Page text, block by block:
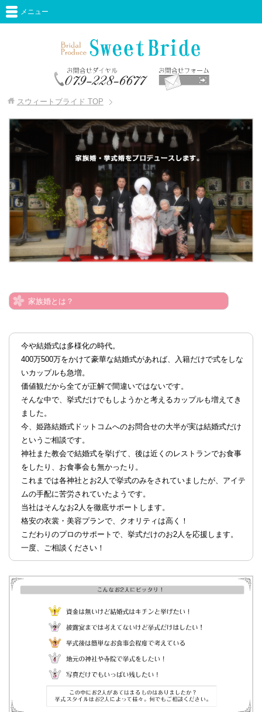
メニュー
スウィートブライド TOP
家族婚とは？
今や結婚式は多様化の時代。
400万500万をかけて豪華な結婚式があれば、入籍だけで式をしな
いカップルも急増。
価値観だから全てが正解で間違いではないです。
そんな中で、挙式だけでもしようかと考えるカップルも増えてき
ました。
今、姫路結婚式ドットコムへのお問合せの大半が実は結婚式だけ
というご相談です。
神社また教会で結婚式を挙げて、後は近くのレストランでお食事
をしたり、お食事会も無かったり。
これまでは各神社とお2人で挙式のみをされていましたが、アイテ
ムの手配に苦労されていたようです。
当社はそんなお2人を徹底サポートします。
格安の衣裳・美容プランで、クオリティは高く！
こだわりのプロのサポートで、挙式だけのお2人を応援します。
一度、ご相談ください！